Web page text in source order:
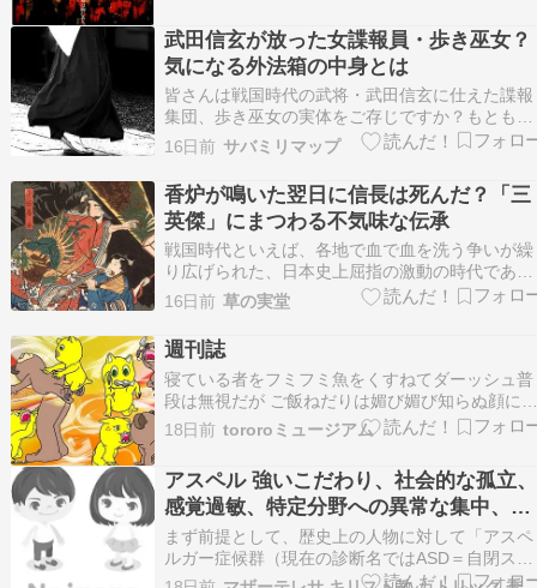
樹。共同脚本は「いこかもど…
武田信玄が放った女諜報員・歩き巫女？
気になる外法箱の中身とは
皆さんは戦国時代の武将・武田信玄に仕えた諜報
集団、歩き巫女の実体をご存じですか？もともと
祈祷や託宣で生計を立てていた彼女らは、いかに
して武田信玄に道具として見出されていったので
しょうか。 今回はくノ一と巫女両方の性質を併
[…]
16日前 サバミリマップ
香炉が鳴いた翌日に信長は死んだ？「三
英傑」にまつわる不気味な伝承
戦国時代といえば、各地で血で血を洗う争いが繰
り広げられた、日本史上屈指の激動の時代であ
る。 そんな戦国の世に天下統一への道を切り開
たのが、織田信長・豊臣秀吉・徳川家康の三名、
俗にいう「三英傑」だ。 彼らは時に逆らう者を
赦なく排除し、卓越した武力と政治力によって多
くの大名や民衆…
16日前 草の実堂
週刊誌
寝ている者をフミフミ魚をくすねてダーッシュ普
段は無視だが ご飯ねだりは媚び媚び知らぬ顔に
まずとりあえずシャーッ 習慣は崩さないのがネ
プロだ！習慣師だ！！ この歯ブラシ毛束が球な
ですぜ！玄関に居座り買うまで動かないまるで武
田信玄玄関パフォーマンスのプロかれらは玄関師
だ！！…
18日前 tororoミュージアム
アスペル 強いこだわり、社会的な孤立、
感覚過敏、特定分野への異常な集中、独
特なコミュニケーション
まず前提として、歴史上の人物に対して「アスペ
ルガー症候群（現在の診断名ではASD＝自閉スペ
クトラム症の一部）」だったと断定することはで